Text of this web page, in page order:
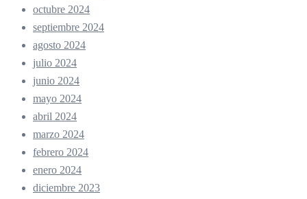
octubre 2024
septiembre 2024
agosto 2024
julio 2024
junio 2024
mayo 2024
abril 2024
marzo 2024
febrero 2024
enero 2024
diciembre 2023